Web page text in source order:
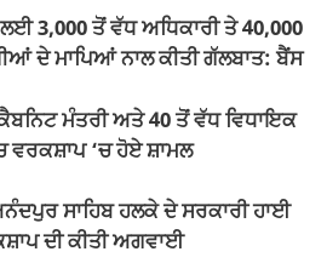
3,000 ਤੋਂ ਵੱਧ ਅਧਿਕਾਰੀ ਤੇ 40,000
ਦੇ ਮਾਪਿਆਂ ਨਾਲ ਕੀਤੀ ਗੱਲਬਾਤ: ਬੈਂਸ
ਮੰਤਰੀ ਅਤੇ 40 ਤੋਂ ਵੱਧ ਵਿਧਾਇਕ
‘ਚ ਹੋਏ ਸ਼ਾਮਲ
ਸਾਹਿਬ ਹਲਕੇ ਦੇ ਸਰਕਾਰੀ ਹਾਈ
ਦੀ ਕੀਤੀ ਅਗਵਾਈ